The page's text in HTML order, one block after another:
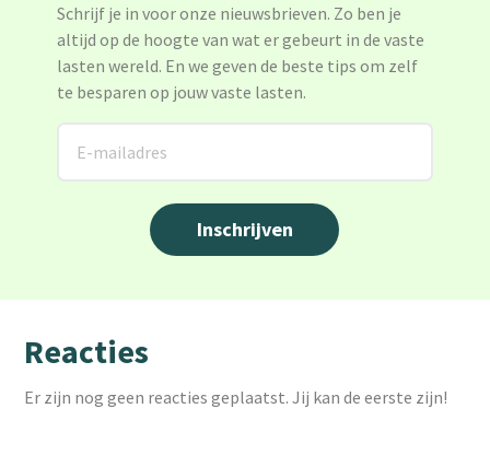
Schrijf je in voor onze nieuwsbrieven. Zo ben je
altijd op de hoogte van wat er gebeurt in de vaste
lasten wereld. En we geven de beste tips om zelf
te besparen op jouw vaste lasten.
Reacties
Er zijn nog geen reacties geplaatst. Jij kan de eerste zijn!